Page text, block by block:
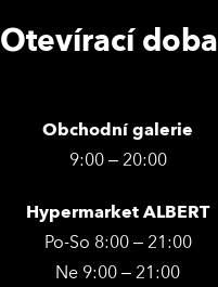
Otevírací doba
Obchodní galerie
9:00 – 20:00
Hypermarket ALBERT
Po-So 8:00 – 21:00
Ne 9:00 – 21:00